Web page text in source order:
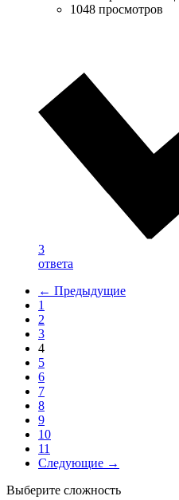
1048 просмотров
3
ответа
← Предыдущие
1
2
3
4
5
6
7
8
9
10
11
Следующие →
Выберите сложность